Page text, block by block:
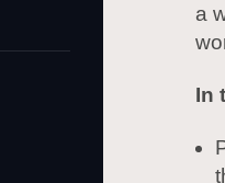
a
In